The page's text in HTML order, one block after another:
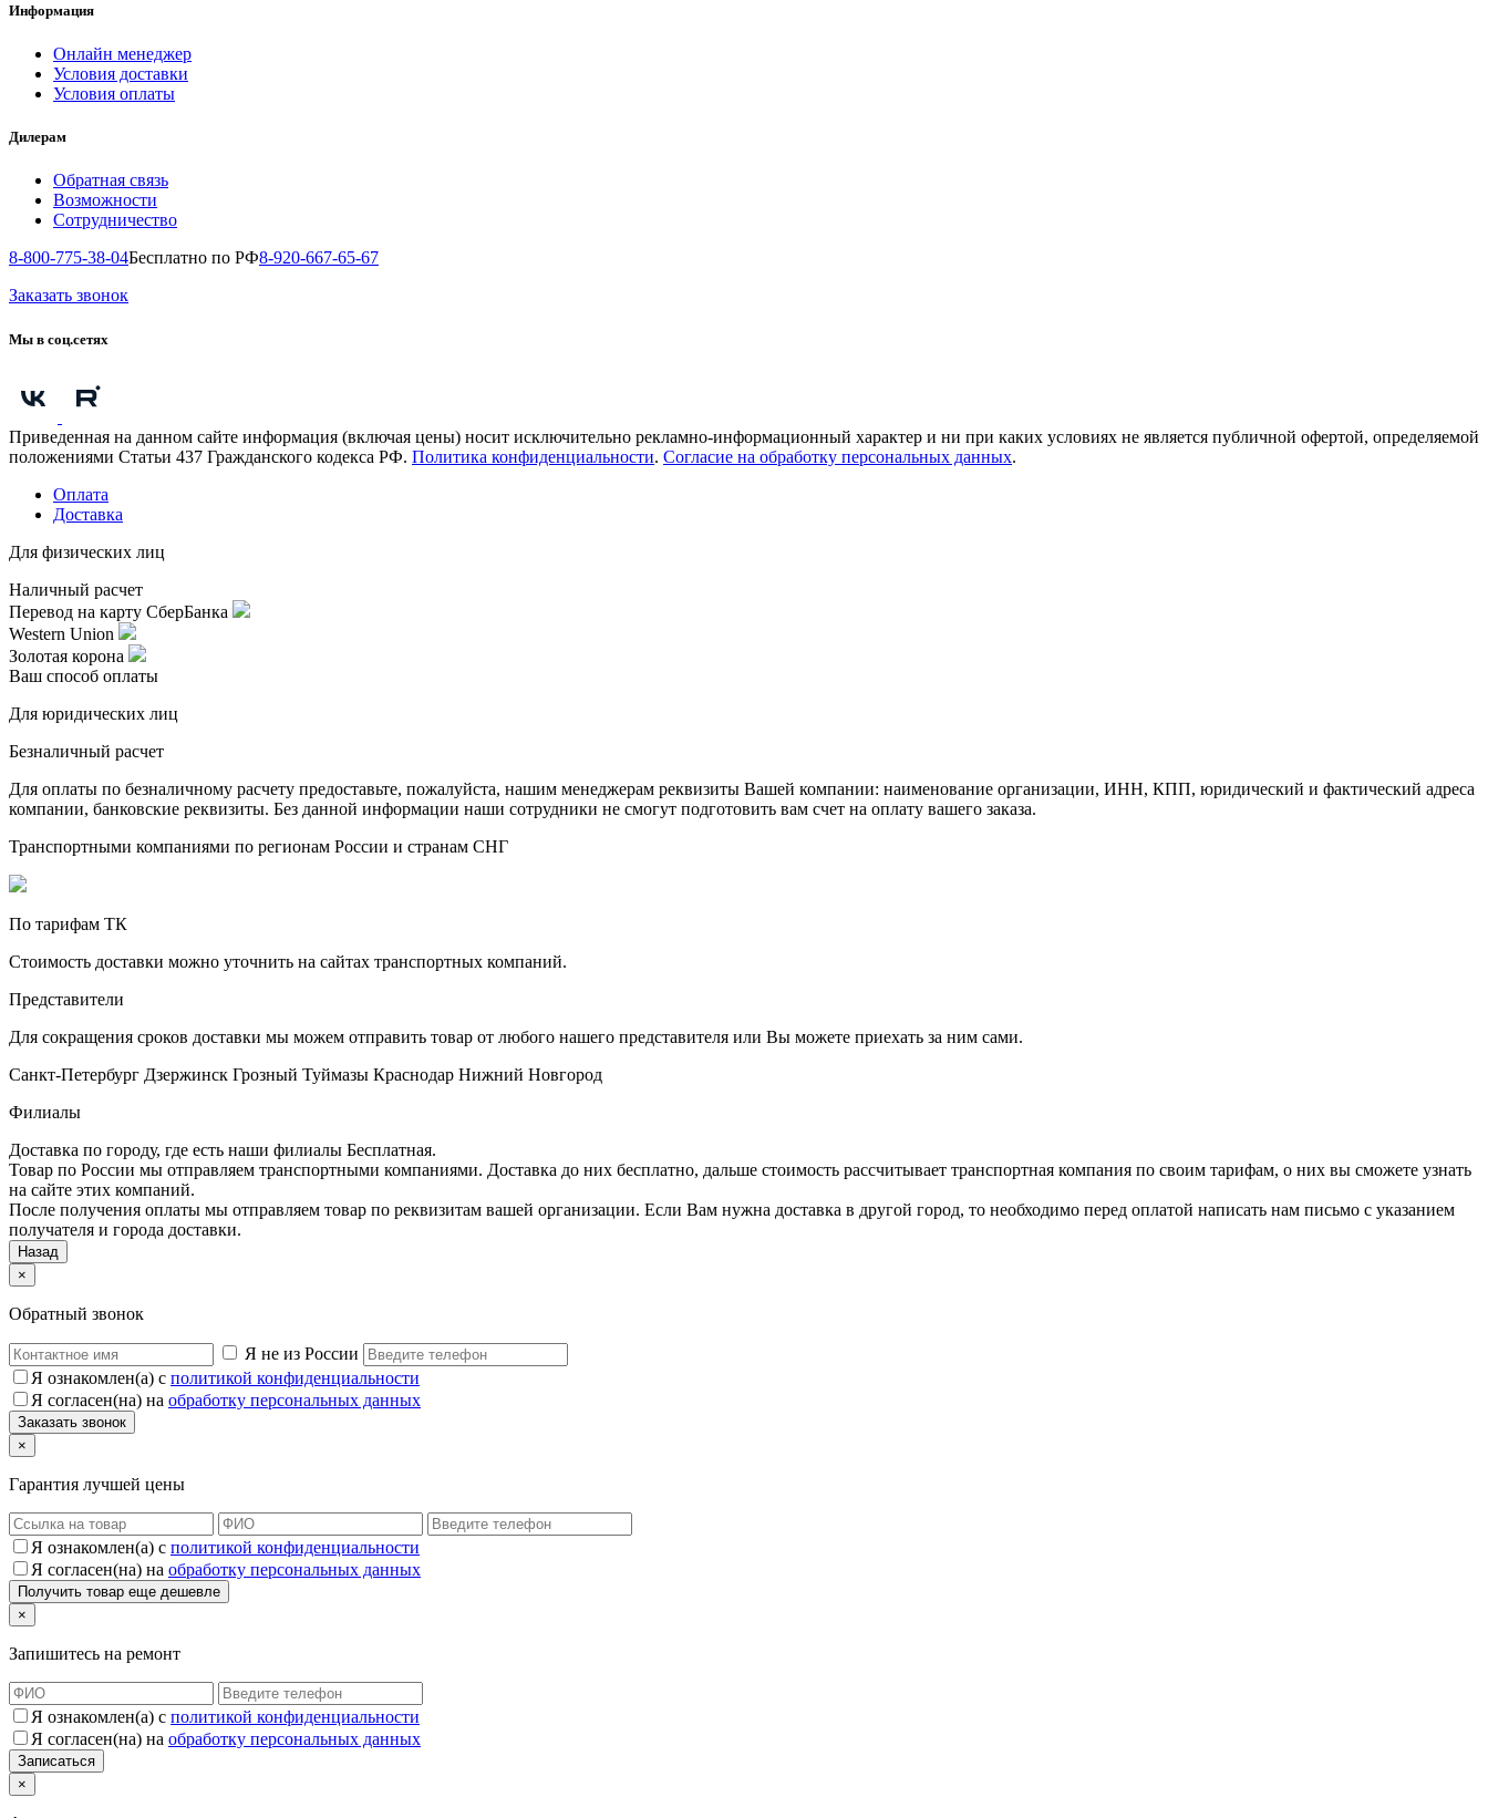
Информация
Онлайн менеджер
Условия доставки
Условия оплаты
Дилерам
Обратная связь
Возможности
Сотрудничество
8-800-775-38-04Бесплатно по РФ8-920-667-65-67
Заказать звонок
Мы в соц.сетях
Приведенная на данном сайте информация (включая цены) носит исключительно рекламно-информационный характер и ни при каких условиях не является публичной офертой, определяемой
положениями Статьи 437 Гражданского кодекса РФ. Политика конфиденциальности. Согласие на обработку персональных данных.
Оплата
Доставка
Для физических лиц
Наличный расчет
Перевод на карту СберБанка
Western Union
Золотая корона
Ваш способ оплаты
Для юридических лиц
Безналичный расчет
Для оплаты по безналичному расчету предоставьте, пожалуйста, нашим менеджерам реквизиты Вашей компании: наименование организации, ИНН, КПП, юридический и фактический адреса
компании, банковские реквизиты. Без данной информации наши сотрудники не смогут подготовить вам счет на оплату вашего заказа.
Транспортными компаниями по регионам России и странам СНГ
По тарифам ТК
Стоимость доставки можно уточнить на сайтах транспортных компаний.
Представители
Для сокращения сроков доставки мы можем отправить товар от любого нашего представителя или Вы можете приехать за ним сами.
Санкт-Петербург Дзержинск Грозный Туймазы Краснодар Нижний Новгород
Филиалы
Доставка по городу, где есть наши филиалы Бесплатная.
Товар по России мы отправляем транспортными компаниями. Доставка до них бесплатно, дальше стоимость рассчитывает транспортная компания по своим тарифам, о них вы сможете узнать
на сайте этих компаний.
После получения оплаты мы отправляем товар по реквизитам вашей организации. Если Вам нужна доставка в другой город, то необходимо перед оплатой написать нам письмо с указанием
получателя и города доставки.
Назад
×
Обратный звонок
Я не из России
Я ознакомлен(а) с политикой конфиденциальности
Я согласен(на) на обработку персональных данных
×
Гарантия лучшей цены
Я ознакомлен(а) с политикой конфиденциальности
Я согласен(на) на обработку персональных данных
×
Запишитесь на ремонт
Я ознакомлен(а) с политикой конфиденциальности
Я согласен(на) на обработку персональных данных
×